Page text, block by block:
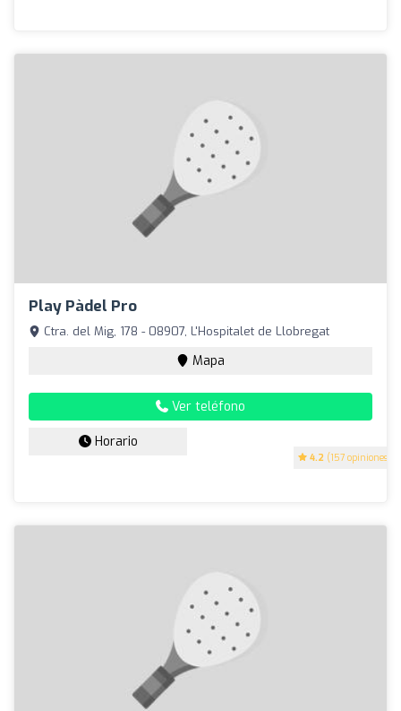
Play Pàdel Pro
4.2 (157 opiniones)
Ctra. del Mig, 178 - 08907, L'Hospitalet de Llobregat
Mapa
Ver teléfono
Horario